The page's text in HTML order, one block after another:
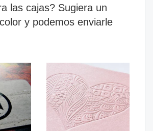
las cajas? Sugiera un
y podemos enviarle